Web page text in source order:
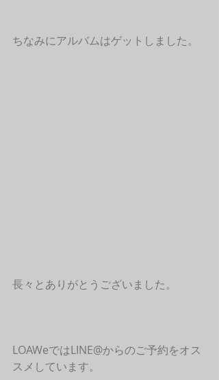
ちなみにアルバムはゲットしました。
長々とありがとうございました。
LOAWeではLINE@からのご予約をオス
スメしています。